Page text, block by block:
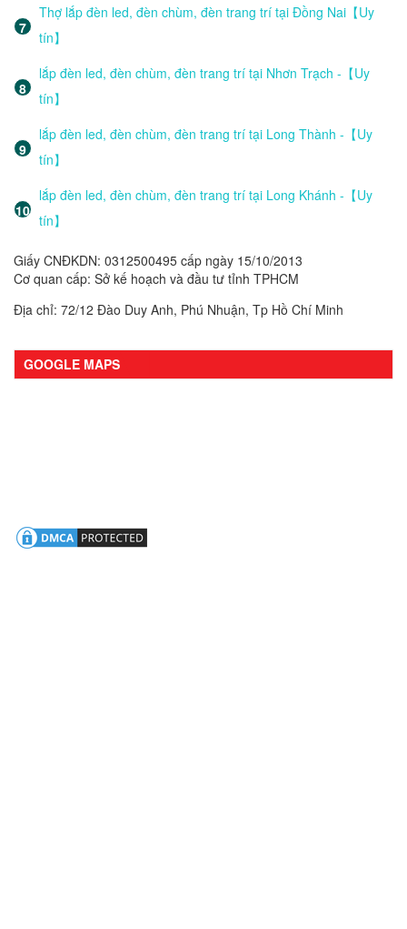
Thợ lắp đèn led, đèn chùm, đèn trang trí tại Đồng Nai【Uy
tín】
lắp đèn led, đèn chùm, đèn trang trí tại Nhơn Trạch -【Uy
tín】
lắp đèn led, đèn chùm, đèn trang trí tại Long Thành -【Uy
tín】
lắp đèn led, đèn chùm, đèn trang trí tại Long Khánh -【Uy
tín】
Giấy CNĐKDN: 0312500495 cấp ngày 15/10/2013
Cơ quan cấp: Sở kế hoạch và đầu tư tỉnh TPHCM
Địa chỉ: 72/12 Đào Duy Anh, Phú Nhuận, Tp Hồ Chí Minh
GOOGLE MAPS